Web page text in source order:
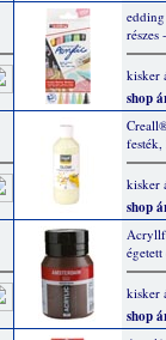
részes
kisker
shop
kisker
shop
kisker
shop